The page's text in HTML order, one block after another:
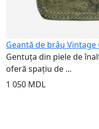
Geantă de brâu
Gentuța din piele de
oferă spațiu de ...
1 050 MDL